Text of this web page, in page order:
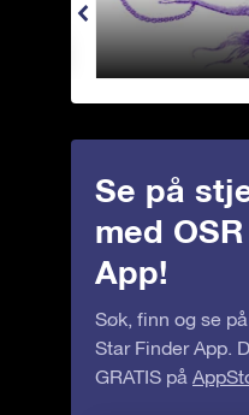
Se på
med
App!
Søk, finn og se
Star Finder App.
GRATIS på